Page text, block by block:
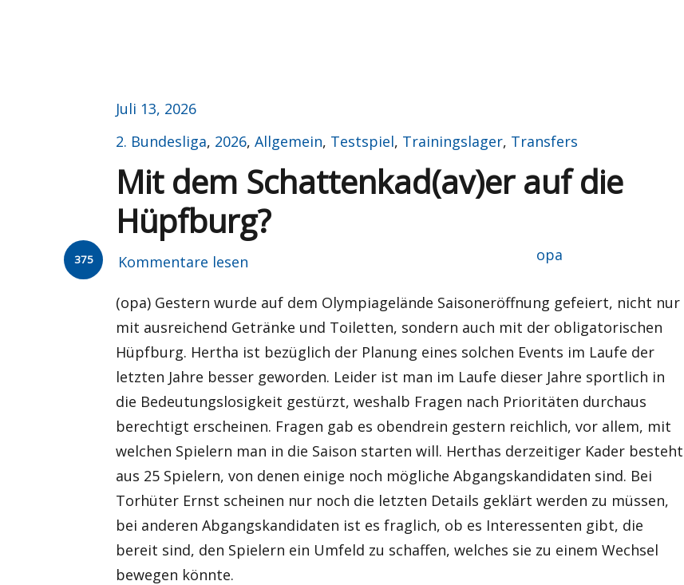
Veröffentlicht
am
Juli 13, 2026
Kategorien
2. Bundesliga, 2026,Allgemein, Testspiel, Trainingslager, Transfers
Mit dem Schattenkad(av)er auf die
Hüpfburg?
375 Kommentare lesen Autor
opa
(opa) Gestern wurde auf dem Olympiagelände Saisoneröffnung gefeiert, nicht nur
mit ausreichend Getränke und Toiletten, sondern auch mit der obligatorischen
Hüpfburg. Hertha ist bezüglich der Planung eines solchen Events im Laufe der
letzten Jahre besser geworden. Leider ist man im Laufe dieser Jahre sportlich in
die Bedeutungslosigkeit gestürzt, weshalb Fragen nach Prioritäten durchaus
berechtigt erscheinen. Fragen gab es obendrein gestern reichlich, vor allem, mit
welchen Spielern man in die Saison starten will. Herthas derzeitiger Kader besteht
aus 25 Spielern, von denen einige noch mögliche Abgangskandidaten sind. Bei
Torhüter Ernst scheinen nur noch die letzten Details geklärt werden zu müssen,
bei anderen Abgangskandidaten ist es fraglich, ob es Interessenten gibt, die
bereit sind, den Spielern ein Umfeld zu schaffen, welches sie zu einem Wechsel
bewegen könnte.